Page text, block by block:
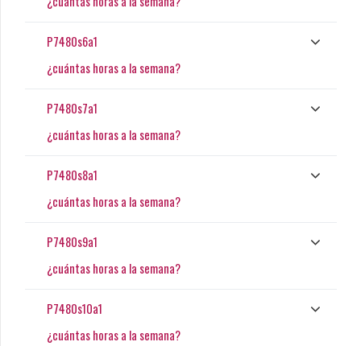
P7480s6a1
¿cuántas horas a la semana?
P7480s7a1
¿cuántas horas a la semana?
P7480s8a1
¿cuántas horas a la semana?
P7480s9a1
¿cuántas horas a la semana?
P7480s10a1
¿cuántas horas a la semana?